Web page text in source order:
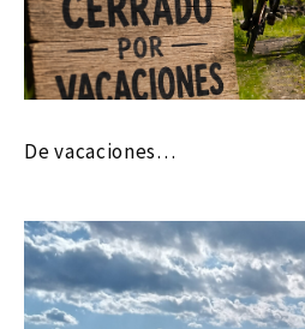
De vacaciones…